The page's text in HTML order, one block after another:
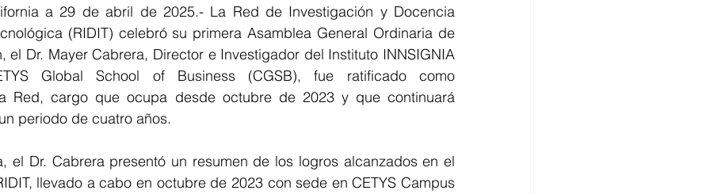
a 29 de abril de 2025.- La Red de Investigación y Docencia
(RIDIT) celebró su primera Asamblea General Ordinaria de
el Dr. Mayer Cabrera, Director e Investigador del Instituto INNSIGNIA
Global School of Business (CGSB), fue ratificado como
Red, cargo que ocupa desde octubre de 2023 y que continuará
periodo de cuatro años.
el Dr. Cabrera presentó un resumen de los logros alcanzados en el
llevado a cabo en octubre de 2023 con sede en CETYS Campus